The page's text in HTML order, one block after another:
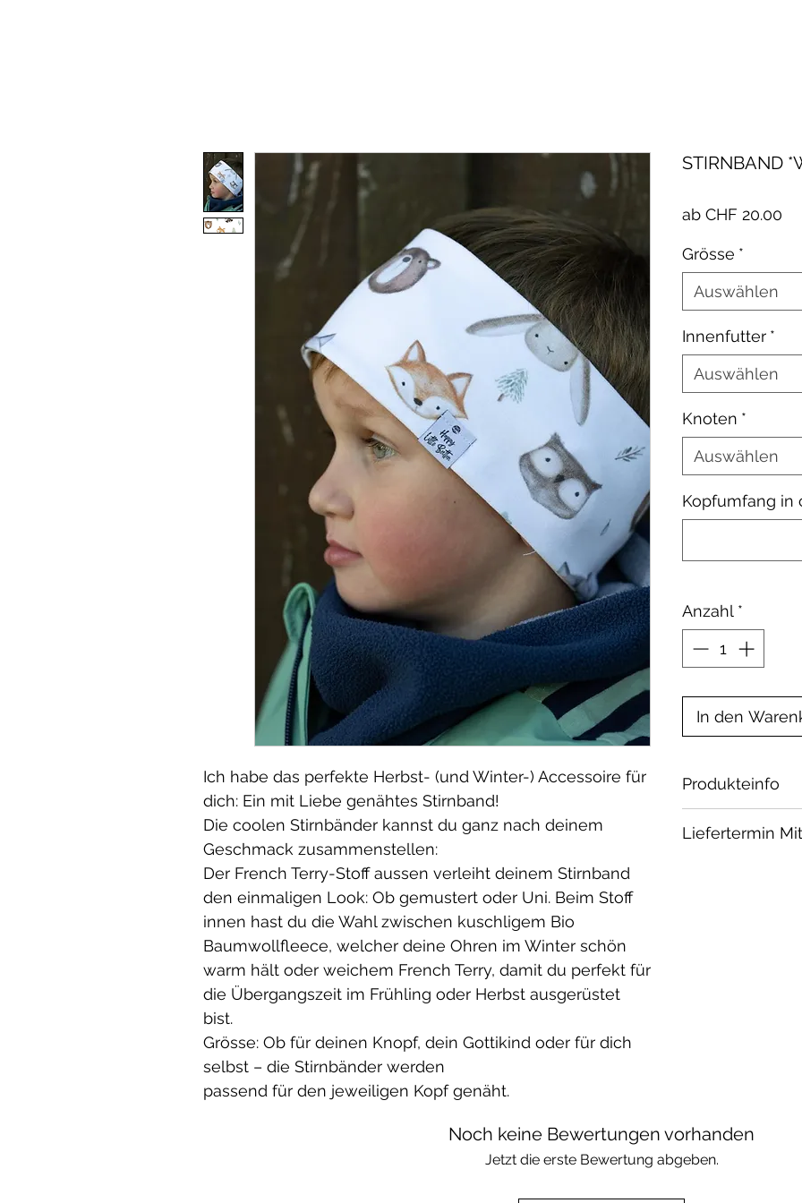
Ich habe das perfekte Herbst- (und Winter-) Accessoire für
dich: Ein mit Liebe genähtes Stirnband!
Die coolen Stirnbänder kannst du ganz nach deinem
Geschmack zusammenstellen:
Der French Terry-Stoff aussen verleiht deinem Stirnband
den einmaligen Look: Ob gemustert oder Uni. Beim Stoff
innen hast du die Wahl zwischen kuschligem Bio
Baumwollfleece, welcher deine Ohren im Winter schön
warm hält oder weichem French Terry, damit du perfekt für
die Übergangszeit im Frühling oder Herbst ausgerüstet
bist.
Grösse: Ob für deinen Knopf, dein Gottikind oder für dich
selbst – die Stirnbänder werden
passend für den jeweiligen Kopf genäht.
STIRNBAND
ab CHF 20.00
Grösse *
Auswählen
Innenfutter *
Auswählen
Knoten *
Auswählen
Kopfumfang in
Anzahl *
In den
Produkteinfo
Fleece: 100%
Liefertermin
Noch keine Bewertungen vorhanden
Jetzt die erste Bewertung abgeben.